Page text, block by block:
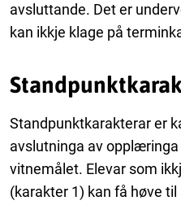
avsluttande. Det er
kan ikkje klage på
Standpunktkarakterar er
avslutninga av
vitnemålet. Elevar som
(karakter 1) kan få høve